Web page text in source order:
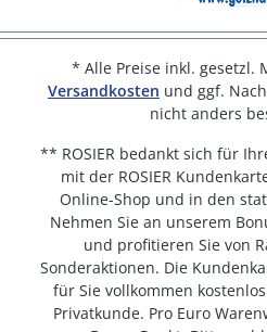
* Alle Preise inkl. gesetzl.
Versandkosten und ggf.
nicht anders
** ROSIER bedankt sich für
mit der ROSIER
Online-Shop und in den
Nehmen Sie an unserem
und profitieren Sie von
Sonderaktionen. Die
für Sie vollkommen
Privatkunde. Pro Euro